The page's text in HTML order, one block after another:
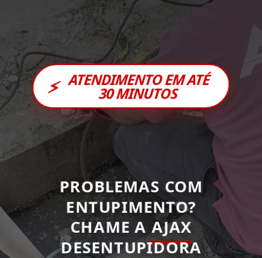
⚡ ATENDIMENTO EM ATÉ
30 MINUTOS
PROBLEMAS COM
ENTUPIMENTO?
CHAME A AJAX
DESENTUPIDORA